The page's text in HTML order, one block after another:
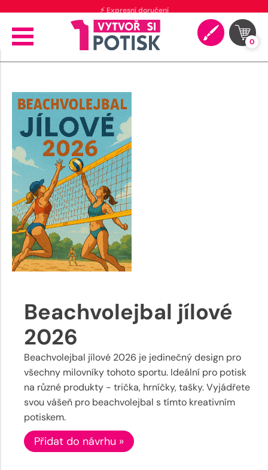
0
Beachvolejbal jílové
2026
Beachvolejbal jílové 2026 je jedinečný design pro
všechny milovníky tohoto sportu. Ideální pro potisk
na různé produkty - trička, hrníčky, tašky. Vyjádřete
svou vášeň pro beachvolejbal s tímto kreativním
potiskem.
Přidat do návrhu »